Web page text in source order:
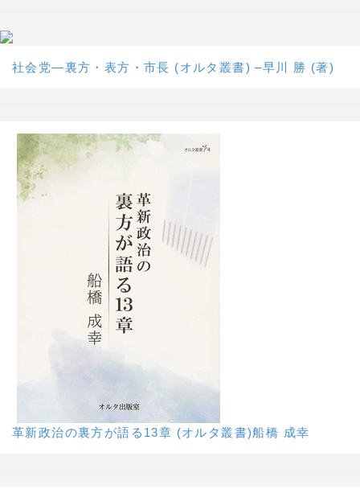
社会党―裏方・表方・市長 (オルタ叢書) –早川 勝 (著)
革新政治の裏方が語る13章 (オルタ叢書)船橋 成幸